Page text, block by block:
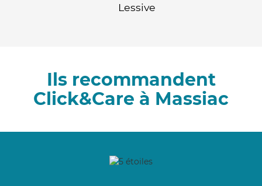
Lessive
Ils recommandent
Click&Care à Massiac